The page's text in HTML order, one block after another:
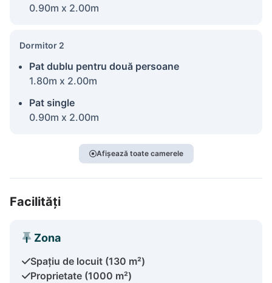
0.90m x 2.00m
Dormitor 2
Pat dublu pentru două persoane
1.80m x 2.00m
Pat single
0.90m x 2.00m
Afișează toate camerele
Facilități
Zona
Spațiu de locuit (130 m²)
Proprietate (1000 m²)